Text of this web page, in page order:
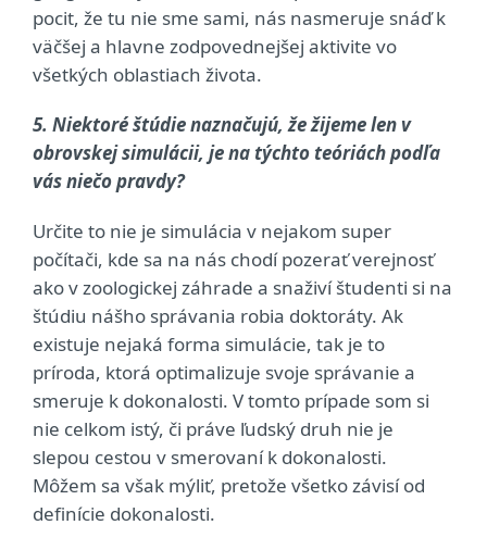
pocit, že tu nie sme sami, nás nasmeruje snáď k
väčšej a hlavne zodpovednejšej aktivite vo
všetkých oblastiach života.
5. Niektoré štúdie naznačujú, že žijeme len v
obrovskej simulácii, je na týchto teóriách podľa
vás niečo pravdy?
Určite to nie je simulácia v nejakom super
počítači, kde sa na nás chodí pozerať verejnosť
ako v zoologickej záhrade a snaživí študenti si na
štúdiu nášho správania robia doktoráty. Ak
existuje nejaká forma simulácie, tak je to
príroda, ktorá optimalizuje svoje správanie a
smeruje k dokonalosti. V tomto prípade som si
nie celkom istý, či práve ľudský druh nie je
slepou cestou v smerovaní k dokonalosti.
Môžem sa však mýliť, pretože všetko závisí od
definície dokonalosti.